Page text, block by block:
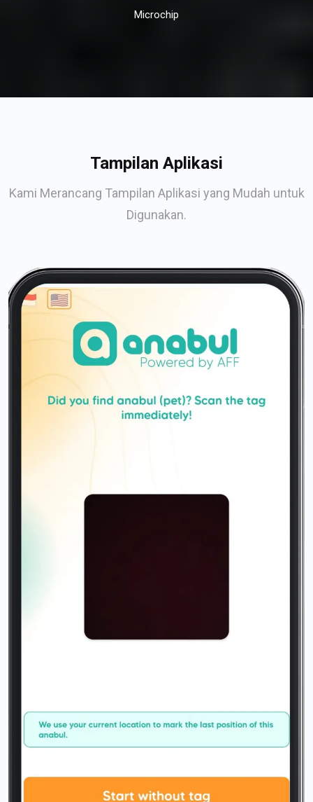
Microchip
Tampilan Aplikasi
Kami Merancang Tampilan Aplikasi yang Mudah untuk
Digunakan.